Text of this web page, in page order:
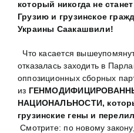
который никогда не
Грузию и грузинское
Украины Саакашвили!
Что касается
отказалась заходить в
оппозиционных сборных
из
НАЦИОНАЛЬНОСТИ,
грузинские гены и
Смотрите: по новому